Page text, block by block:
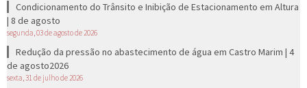
Condicionamento do Trânsito e Inibição de Estacionamento em Altura
| 8 de agosto
segunda, 03 de agosto de 2026
Redução da pressão no abastecimento de água em Castro Marim | 4
de agosto2026
sexta, 31 de julho de 2026